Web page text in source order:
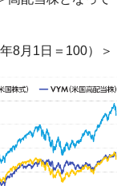
8月1日＝100）＞